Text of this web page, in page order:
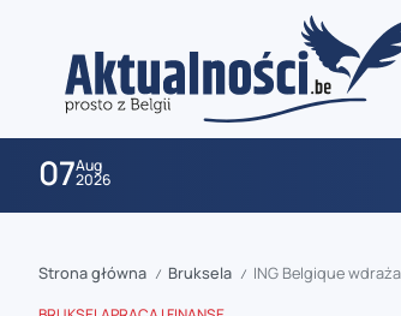
07Aug
2026
Strona główna / Bruksela / ING Belgique